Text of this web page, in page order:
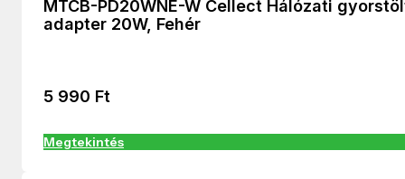
MTCB-PD20WNE-W Cellect Hálózati
adapter 20W, Fehér
5 990 Ft
Megtekintés